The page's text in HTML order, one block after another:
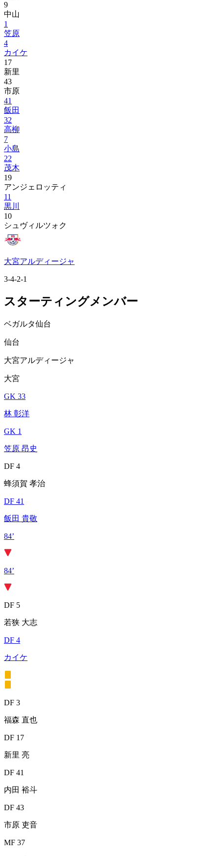
9
中山
1
笠原
4
カイケ
17
新里
43
市原
41
飯田
32
高柳
7
小島
22
茂木
19
アンジェロッティ
11
黒川
10
シュヴィルツォク
大宮アルディージャ
3-4-2-1
スターティングメンバー
ベガルタ仙台
仙台
大宮アルディージャ
大宮
GK 33
林 彰洋
GK 1
笠原 昂史
DF 4
蜂須賀 孝治
DF 41
飯田 貴敬
84’
84’
DF 5
若狭 大志
DF 4
カイケ
DF 3
福森 直也
DF 17
新里 亮
DF 41
内田 裕斗
DF 43
市原 吏音
MF 37